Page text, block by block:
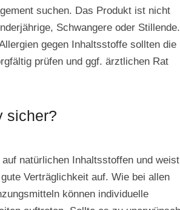
suchen. Das Produkt ist nicht
Schwangere oder Stillende.
gegen Inhaltsstoffe sollten die
prüfen und ggf. ärztlichen Rat
sicher?
natürlichen Inhaltsstoffen und
Verträglichkeit auf. Wie bei allen
können individuelle